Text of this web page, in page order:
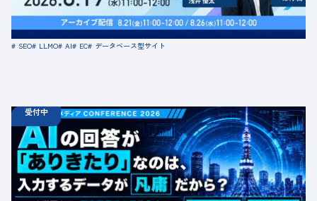
金額：無料
場所：オンライン
SEO LLMO AI EC データベース型サイト
受付中
ウェビナー 08.18 火 10:00 -
08.21 金 16:00
【無料カンファレンス】AIの回答が「ありきたり」なの
は、入力するデータが凡庸だから？ 〜AIを覚醒させて下
半期戦略を具体化する、最前線40社の成功事例活用術〜